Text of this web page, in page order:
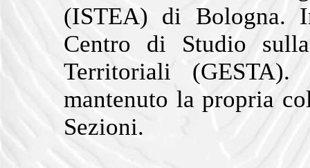
(ISTEA) di Bologna.
Centro di Studio
Territoriali
mantenuto la propria
Sezioni.